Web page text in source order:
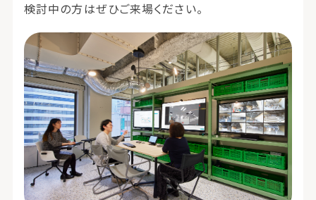
検討中の方はぜひご来場ください。